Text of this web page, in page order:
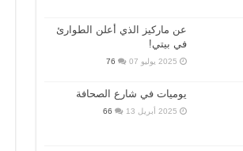
عن ماركيز الذي أعلن الطوارئ
في بيتي!
2025 يوليو 07 76
يوميات في شارع الصحافة
2025 أبريل 13 66